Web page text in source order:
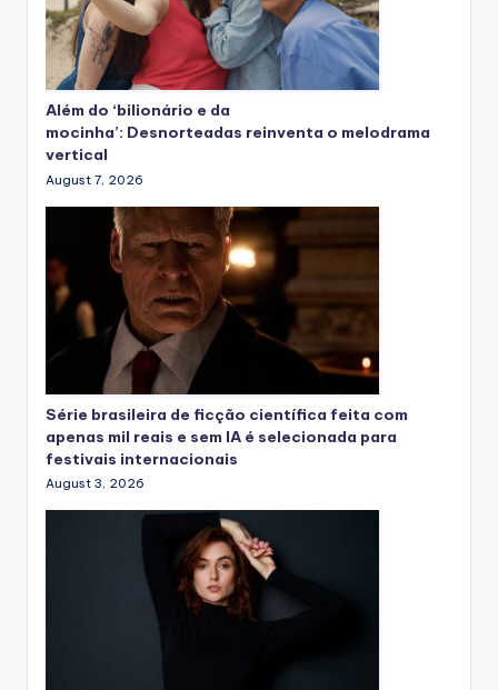
Além do ‘bilionário e da
mocinha’: Desnorteadas reinventa o melodrama
vertical
August 7, 2026
Série brasileira de ficção científica feita com
apenas mil reais e sem IA é selecionada para
festivais internacionais
August 3, 2026